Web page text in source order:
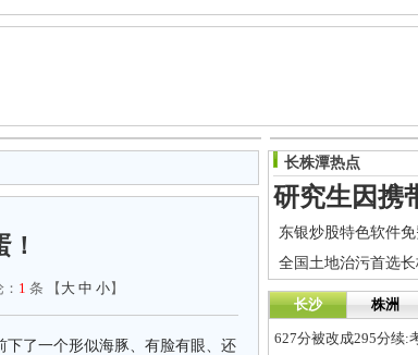
1 条 【 大 中 小】
了一个形似海豚、有脸有眼、还
长株潭热点
长沙 株洲
627分被改成295分续: